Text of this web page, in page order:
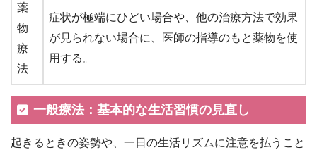
薬
物
療
法
症状が極端にひどい場合や、他の治療方法で効果
が見られない場合に、医師の指導のもと薬物を使
用する。
一般療法：基本的な生活習慣の見直し
起きるときの姿勢や、一日の生活リズムに注意を払うこと